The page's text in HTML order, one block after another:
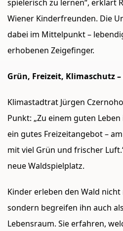
spielerisch zu lernen“, erklärt
Wiener Kinderfreunden. Die
dabei im Mittelpunkt –
erhobenen Zeigefinger.
Grün, Freizeit, Klimaschutz
Klimastadtrat Jürgen
Punkt: „Zu einem guten
ein gutes Freizeitangebot –
mit viel Grün und frischer
neue Waldspielplatz.
Kinder erleben den Wald
sondern begreifen ihn auch
Lebensraum. Sie erfahren,